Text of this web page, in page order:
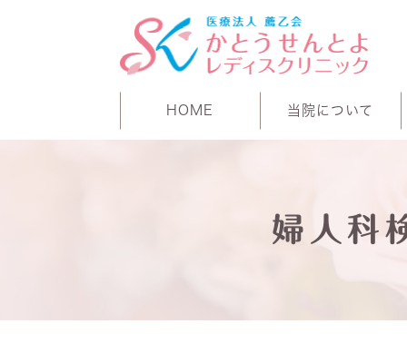
HOME 当院について
婦人科